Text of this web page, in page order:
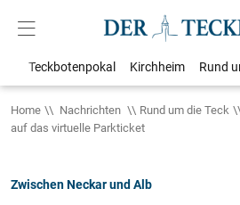
Teckbotenpokal Kirchheim Rund
Home Nachrichten Rund um die Teck
auf das virtuelle Parkticket
Zwischen Neckar und Alb